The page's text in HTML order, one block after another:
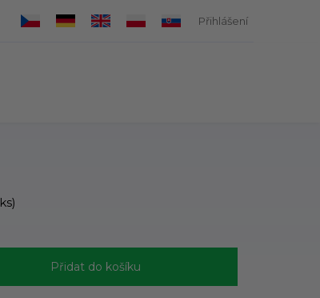
Přihlášení
Přidat do košíku